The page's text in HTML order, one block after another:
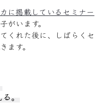
に掲載しているセミナー
がいます。
くれた後に、しばらくセ
ます。
。